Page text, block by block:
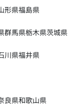
形県福島県
群馬県栃木県茨城県
川県福井県
良県和歌山県